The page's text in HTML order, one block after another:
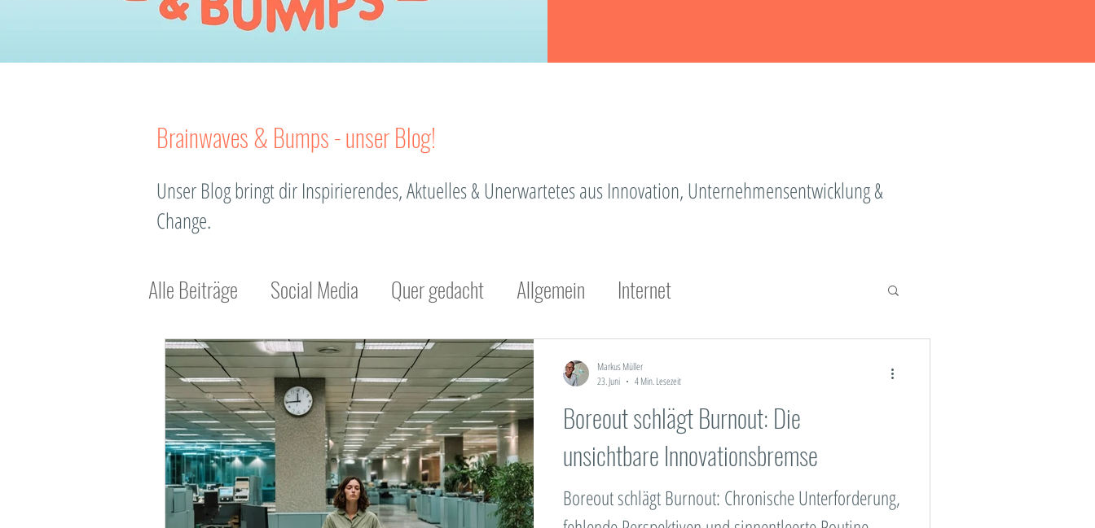
Brainwaves & Bumps - unser Blog!
Unser Blog bringt dir Inspirierendes, Aktuelles & Unerwartetes aus Innovation, Unternehmensentwicklung &
Change.
Alle Beiträge Social Media Quer gedacht Allgemein Internet
Unternehmensentwicklung Innovation Organisationsentwicklung
Standortentwicklung Nachhaltigkeit Design Thinking Methodik Digitalisierung
Standortmanagement Megatrend Standortmarketing Trendmanagement
Boreout schlägt Burnout: Die
unsichtbare Innovationsbremse
Boreout schlägt Burnout: Chronische Unterforderung,
Markus Müller
23. Juni
4 Min. Lesezeit